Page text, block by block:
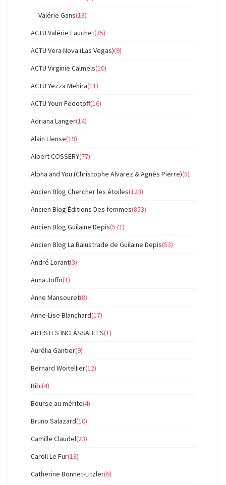
Valérie Gans(13)
ACTU Valérie Fauchet(35)
ACTU Vera Nova (Las Vegas)(9)
ACTU Virginie Calmels(10)
ACTU Yezza Mehira(11)
ACTU Youri Fedotoff(16)
Adriana Langer(14)
Alain Llense(19)
Albert COSSERY(77)
Alpha and You (Christophe Alvarez & Agnès Pierre)(5)
Ancien Blog Chercher les étoiles(123)
Ancien Blog Éditions Des femmes(853)
Ancien Blog Guilaine Depis(571)
Ancien Blog La Balustrade de Guilaine Depis(53)
André Lorant(3)
Anna Joffo(1)
Anne Mansouret(8)
Anne-Lise Blanchard(17)
ARTISTES INCLASSABLES(1)
Aurélia Gantier(9)
Bernard Woitellier(12)
Bibi(4)
Bourse au mérite(4)
Bruno Salazard(10)
Camille Claudel(23)
Caroll Le Fur(13)
Catherine Bonnet-Litzler(6)